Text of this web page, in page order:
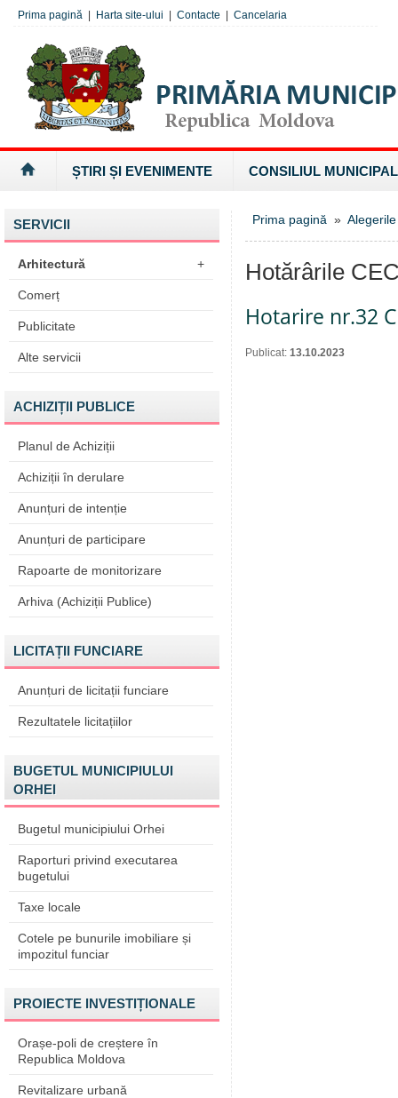
Prima pagină Harta site-ului Contacte Cancelaria
ȘTIRI ȘI EVENIMENTE CONSILIUL MUNICIPAL
SERVICII
Arhitectură +
Comerț
Publicitate
Alte servicii
ACHIZIȚII PUBLICE
Planul de Achiziții
Achiziții în derulare
Anunțuri de intenție
Anunțuri de participare
Rapoarte de monitorizare
Arhiva (Achiziții Publice)
LICITAȚII FUNCIARE
Anunțuri de licitații funciare
Rezultatele licitațiilor
BUGETUL MUNICIPIULUI
ORHEI
Bugetul municipiului Orhei
Raporturi privind executarea
bugetului
Taxe locale
Cotele pe bunurile imobiliare și
impozitul funciar
PROIECTE INVESTIȚIONALE
Orașe-poli de creștere în
Republica Moldova
Revitalizare urbană
Prima pagină »
Hotărârile
Hotarire nr.32
Publicat: 13.10.2023